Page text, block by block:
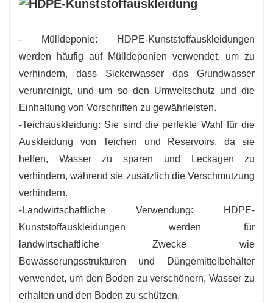
- Mülldeponie: HDPE-Kunststoffauskleidungen
werden häufig auf Mülldeponien verwendet, um zu
verhindern, dass Sickerwasser das Grundwasser
verunreinigt, und um so den Umweltschutz und die
Einhaltung von Vorschriften zu gewährleisten.
-Teichauskleidung: Sie sind die perfekte Wahl für die
Auskleidung von Teichen und Reservoirs, da sie
helfen, Wasser zu sparen und Leckagen zu
verhindern, während sie zusätzlich die Verschmutzung
verhindern.
-Landwirtschaftliche Verwendung: HDPE-
Kunststoffauskleidungen werden für
landwirtschaftliche Zwecke wie
Bewässerungsstrukturen und Düngemittelbehälter
verwendet, um den Boden zu verschönern, Wasser zu
erhalten und den Boden zu schützen.